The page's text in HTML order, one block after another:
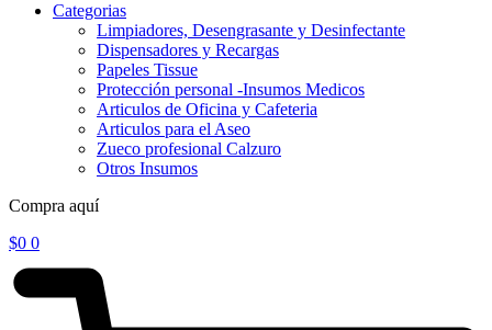
Categorias
Limpiadores, Desengrasante y Desinfectante
Dispensadores y Recargas
Papeles Tissue
Protección personal -Insumos Medicos
Articulos de Oficina y Cafeteria
Articulos para el Aseo
Zueco profesional Calzuro
Otros Insumos
Compra aquí
$0 0